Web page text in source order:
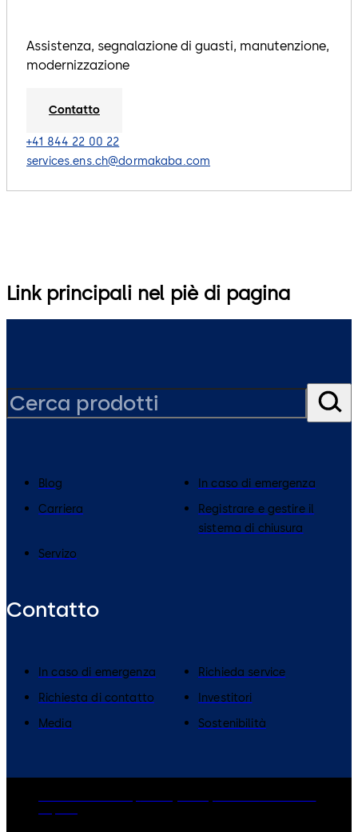
Assistenza, segnalazione di guasti, manutenzione,
modernizzazione
Contatto
+41 844 22 00 22
services.ens.ch@dormakaba.com
Link principali nel piè di pagina
Blog
In caso di emergenza
Carriera
Registrare e gestire il
sistema di chiusura
Servizo
Contatto
In caso di emergenza
Richieda service
Richiesta di contatto
Investitori
Media
Sostenibilità